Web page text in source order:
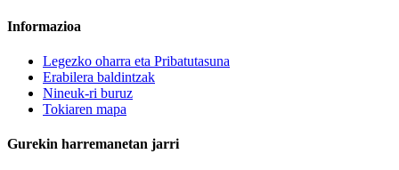
Informazioa
Legezko oharra eta Pribatutasuna
Erabilera baldintzak
Nineuk-ri buruz
Tokiaren mapa
Gurekin harremanetan jarri